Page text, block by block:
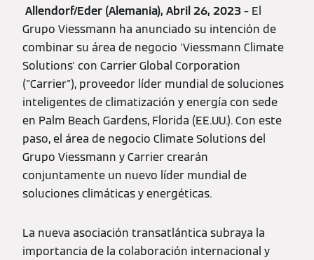
Allendorf/Eder (Alemania), Abril 26, 2023– El
Grupo Viessmann ha anunciado su intención de
combinar su área de negocio 'Viessmann Climate
Solutions' con Carrier Global Corporation
("Carrier"), proveedor líder mundial de soluciones
inteligentes de climatización y energía con sede
en Palm Beach Gardens, Florida (EE.UU.). Con este
paso, el área de negocio Climate Solutions del
Grupo Viessmann y Carrier crearán
conjuntamente un nuevo líder mundial de
soluciones climáticas y energéticas.
La nueva asociación transatlántica subraya la
importancia de la colaboración internacional y